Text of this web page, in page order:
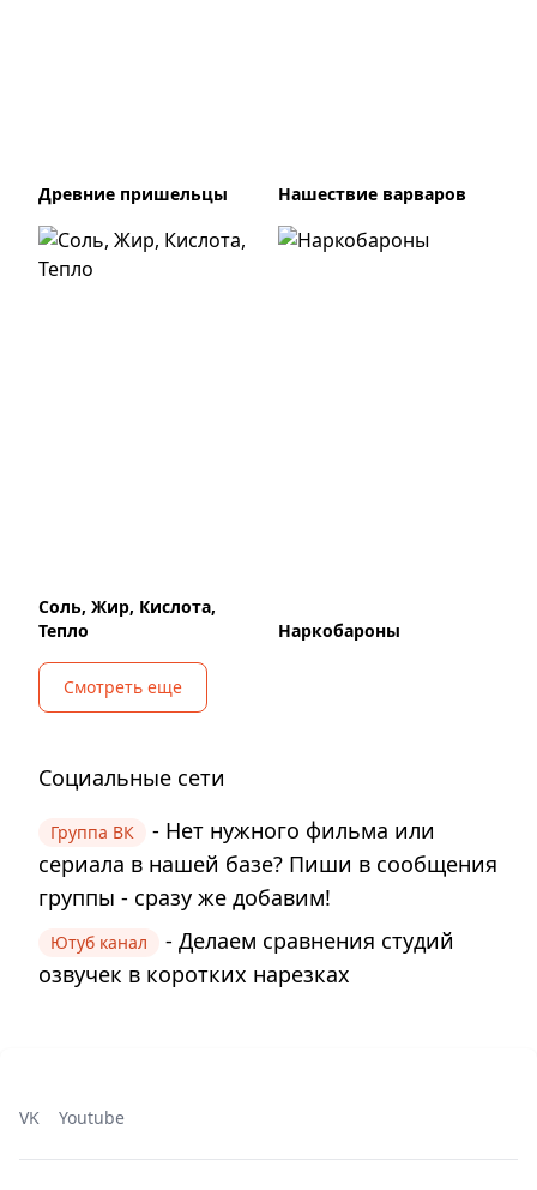
Древние пришельцы Нашествие варваров
Соль, Жир, Кислота,
Тепло
Наркобароны
Смотреть еще
Социальные сети
Группа ВК
- Нет нужного фильма или
сериала в нашей базе? Пиши в сообщения
группы - сразу же добавим!
Ютуб канал
- Делаем сравнения студий
озвучек в коротких нарезках
VK Youtube